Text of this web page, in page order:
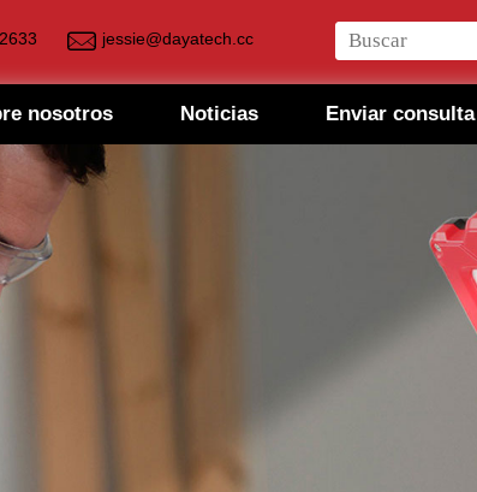
jessie@dayatech.cc
nosotros Noticias Enviar consulta